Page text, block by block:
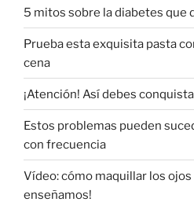
5 mitos sobre la diabetes que
Prueba esta exquisita pasta
cena
¡Atención! Así debes
Estos problemas pueden
con frecuencia
Vídeo: cómo maquillar los ojos
enseñamos!